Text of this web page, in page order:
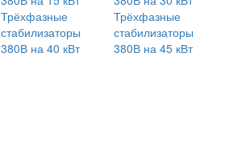
Трёхфазные
стабилизаторы
380В на 40 кВт
Трёхфазные
стабилизаторы
380В на 45 кВт